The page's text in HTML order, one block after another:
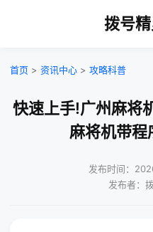
拨号
首页 > 资讯中心 > 攻略科普
快速上手!广州麻将
麻将机带
发布时间：
发布者：